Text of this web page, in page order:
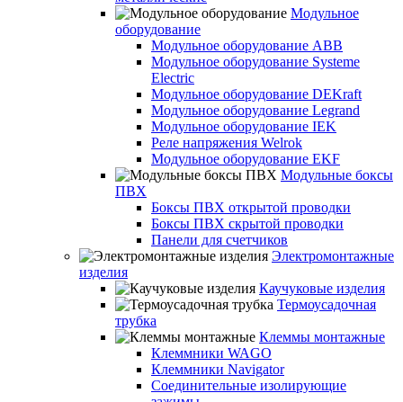
Модульное
оборудование
Модульное оборудование ABB
Модульное оборудование Systeme
Electric
Модульное оборудование DEKraft
Модульное оборудование Legrand
Модульное оборудование IEK
Реле напряжения Welrok
Модульное оборудование EKF
Модульные боксы
ПВХ
Боксы ПВХ открытой проводки
Боксы ПВХ скрытой проводки
Панели для счетчиков
Электромонтажные
изделия
Каучуковые изделия
Термоусадочная
трубка
Клеммы монтажные
Клеммники WAGO
Клеммники Navigator
Соединительные изолирующие